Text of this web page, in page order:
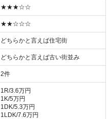
★★★☆☆
★★☆☆☆
どちらかと言えば住宅街
どちらかと言えば古い街並み
2件
1R/3.6万円
1K/5万円
1DK/5.3万円
1LDK/7.6万円